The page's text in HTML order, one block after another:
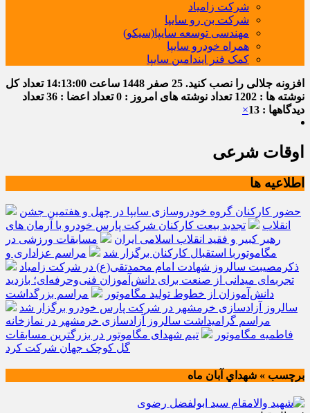
شرکت زامیاد
شرکت بن رو سایپا
مهندسی توسعه سایپا(سیکو)
همراه خودرو سایپا
کمک فنر ایندامین سایپا
افزونه جلالی را نصب کنید. 25 صفر 1448 ساعت 14:13:00 تعداد کل
نوشته ها : 1202
تعداد نوشته های امروز : 0 تعداد اعضا : 36
تعداد
دیدگاهها : 13
×
اوقات شرعی
اطلاعیه ها
حضور کارکنان گروه خودروسازی سایپا در چهل و هفتمین جشن
انقلاب
تجدید بیعت کارکنان شرکت پارس خودرو با آرمان های
رهبر کبیر و فقید انقلاب اسلامی ایران
مسابقات ورزشی در
مگاموتوربا استقبال کارکنان برگزار شد
مراسم عزاداری و
ذکرمصیبت سالروز شهادت امام محمدتقی(ع) در شرکت زامیاد
تجربه‌ای میدانی از صنعت برای دانش‌آموزان فنی‌وحرفه‌ای؛ بازدید
دانش‌آموزان از خطوط تولید مگاموتور
مراسم بزرگداشت
سالروز آزادسازی خرمشهر در شرکت پارس خودرو برگزار شد
مراسم گرامیداشت سالروز آزادسازی خرمشهر در نمازخانه
فاطمیه مگاموتور
تیم شهدای مگاموتور در بزرگترین مسابقات
گل کوچک جهان شرکت کرد
برچسب » شهداي آبان ماه